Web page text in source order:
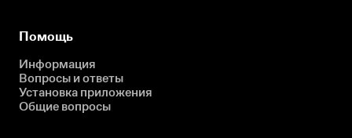
Помощь
Информация
Вопросы и ответы
Установка приложения
Общие вопросы